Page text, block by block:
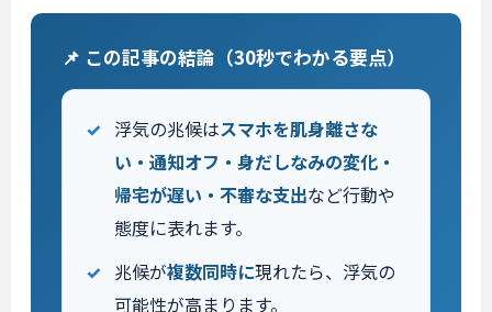
📌 この記事の結論（30秒でわかる要点）
浮気の兆候はスマホを肌身離さな
い・通知オフ・身だしなみの変化・
帰宅が遅い・不審な支出など行動や
態度に表れます。
兆候が複数同時に現れたら、浮気の
可能性が高まります。